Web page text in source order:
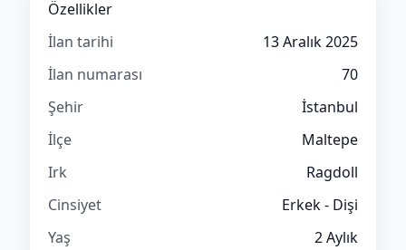
Özellikler
İlan tarihi
13 Aralık 2025
İlan numarası
70
Şehir
İstanbul
İlçe
Maltepe
Irk
Ragdoll
Cinsiyet
Erkek - Dişi
Yaş
2 Aylık